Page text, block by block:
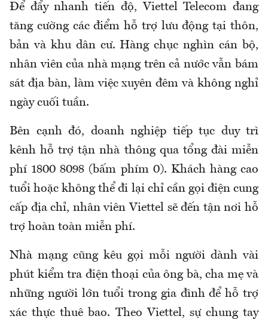
Để đẩy nhanh tiến độ, Viettel Telecom đang
tăng cường các điểm hỗ trợ lưu động tại thôn,
bản và khu dân cư. Hàng chục nghìn cán bộ,
nhân viên của nhà mạng trên cả nước vẫn bám
sát địa bàn, làm việc xuyên đêm và không nghỉ
ngày cuối tuần.
Bên cạnh đó, doanh nghiệp tiếp tục duy trì
kênh hỗ trợ tận nhà thông qua tổng đài miễn
phí 1800 8098 (bấm phím 0). Khách hàng cao
tuổi hoặc không thể đi lại chỉ cần gọi điện cung
cấp địa chỉ, nhân viên Viettel sẽ đến tận nơi hỗ
trợ hoàn toàn miễn phí.
Nhà mạng cũng kêu gọi mỗi người dành vài
phút kiểm tra điện thoại của ông bà, cha mẹ và
những người lớn tuổi trong gia đình để hỗ trợ
xác thực thuê bao. Theo Viettel, sự chung tay